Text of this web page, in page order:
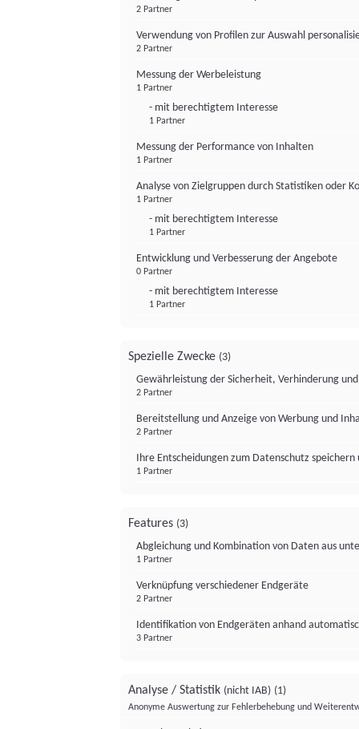
2 Partner
Verwendung von Profilen zur Auswahl
2 Partner
Messung der Werbeleistung
1 Partner
- mit berechtigtem Interesse
1 Partner
Messung der Performance von Inhalten
1 Partner
Analyse von Zielgruppen durch Statistiken oder
1 Partner
- mit berechtigtem Interesse
1 Partner
Entwicklung und Verbesserung der Angebote
0 Partner
- mit berechtigtem Interesse
1 Partner
Spezielle Zwecke (3)
Gewährleistung der Sicherheit, Verhinderung
2 Partner
Bereitstellung und Anzeige von Werbung und
2 Partner
Ihre Entscheidungen zum Datenschutz
1 Partner
Features (3)
Abgleichung und Kombination von Daten aus
1 Partner
Verknüpfung verschiedener Endgeräte
2 Partner
Identifikation von Endgeräten anhand
3 Partner
Analyse / Statistik (nicht IAB) (1)
Anonyme Auswertung zur Fehlerbehebung und